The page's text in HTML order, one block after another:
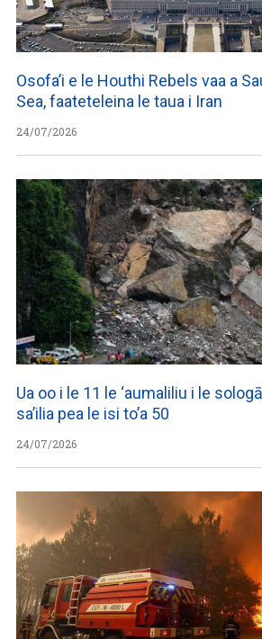
Osofa’i e le Houthi Rebels vaa a
Sea, faateteleina le taua i Iran
24/07/2026
Ua oo i le 11 le ‘aumaliliu i le
sa’ilia pea le isi to’a 50
24/07/2026